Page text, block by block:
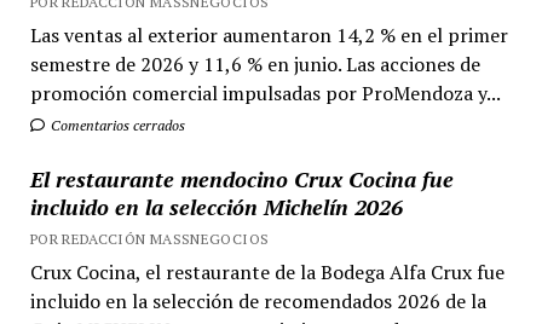
Las ventas al exterior aumentaron 14,2 % en el primer
semestre de 2026 y 11,6 % en junio. Las acciones de
promoción comercial impulsadas por ProMendoza y...
Comentarios cerrados
El restaurante mendocino Crux Cocina fue
incluido en la selección Michelín 2026
POR REDACCIÓN MASSNEGOCIOS
Crux Cocina, el restaurante de la Bodega Alfa Crux fue
incluido en la selección de recomendados 2026 de la